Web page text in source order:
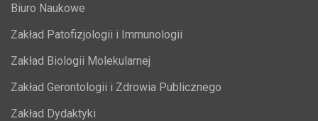
Biuro Naukowe
Zakład Patofizjologii i Immunologii
Zakład Biologii Molekularnej
Zakład Gerontologii i Zdrowia Publicznego
Zakład Dydaktyki